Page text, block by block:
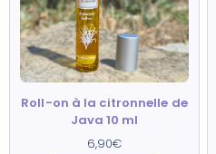
Roll-on à la citronnelle de
Java 10 ml
6,90€